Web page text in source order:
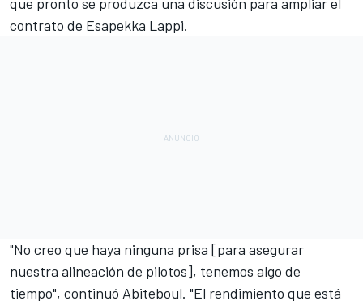
contrato de Esapekka Lappi.
"No creo que haya ninguna prisa [para asegurar
nuestra alineación de pilotos], tenemos algo de
tiempo", continuó Abiteboul. "El rendimiento que está